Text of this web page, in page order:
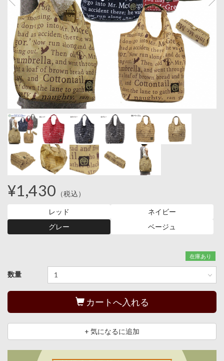
¥1,430 （税込）
レッド
ネイビー
グレー
ベージュ
在庫あり
数量
カートへ入れる
+ 気になるに追加